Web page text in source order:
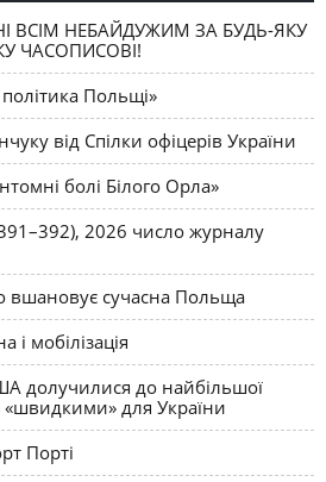
ВСІМ НЕБАЙДУЖИМ ЗА БУДЬ-ЯКУ
ЧАСОПИСОВІ!
Польщі»
від Спілки офіцерів України
болі Білого Орла»
2026 число журналу
вшановує сучасна Польща
і мобілізація
долучилися до найбільшої
«швидкими» для України
Порті